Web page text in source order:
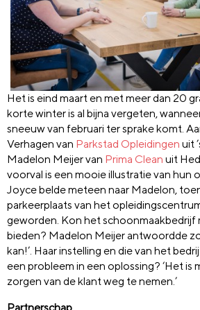
Het is eind maart en met meer dan 20
korte winter is al bijna vergeten,
sneeuw van februari ter sprake komt.
Verhagen van Parkstad Opleidingen uit
Madelon Meijer van Prima Clean uit
voorval is een mooie illustratie van hun
Joyce belde meteen naar Madelon,
parkeerplaats van het
geworden. Kon het schoonmaakbedrijf
bieden? Madelon Meijer antwoordde
kan!’. Haar instelling en die van het
een probleem in een oplossing? ‘Het is
zorgen van de klant weg te nemen.’
Partnerschap